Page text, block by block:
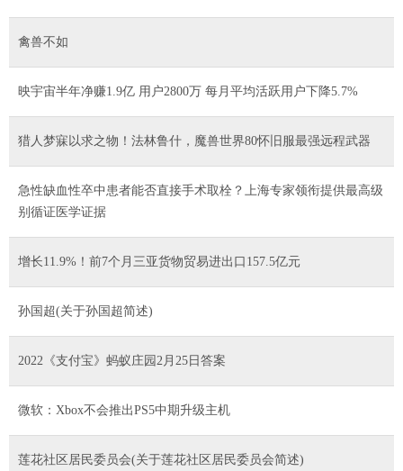
禽兽不如
映宇宙半年净赚1.9亿 用户2800万 每月平均活跃用户下降5.7%
猎人梦寐以求之物！法林鲁什，魔兽世界80怀旧服最强远程武器
急性缺血性卒中患者能否直接手术取栓？上海专家领衔提供最高级
别循证医学证据
增长11.9%！前7个月三亚货物贸易进出口157.5亿元
孙国超(关于孙国超简述)
2022《支付宝》蚂蚁庄园2月25日答案
微软：Xbox不会推出PS5中期升级主机
莲花社区居民委员会(关于莲花社区居民委员会简述)